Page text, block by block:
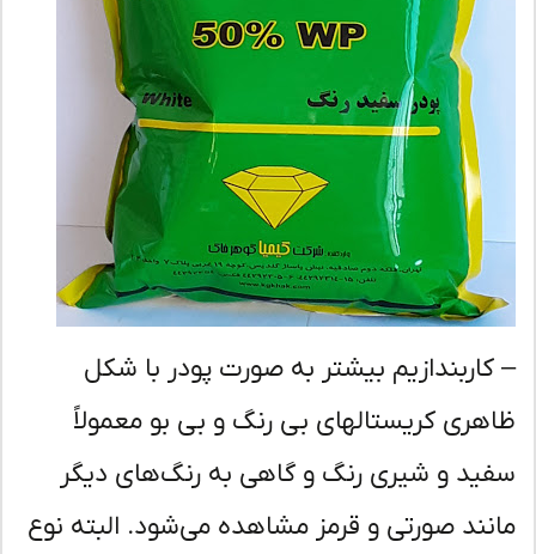
بیشتر به صورت پودر با شکل
کریستالهای بی رنگ و بی بو معمولاً
و شیری رنگ و گاهی به رنگ‌های دیگر
صورتی و قرمز مشاهده می‌شود. البته نوع